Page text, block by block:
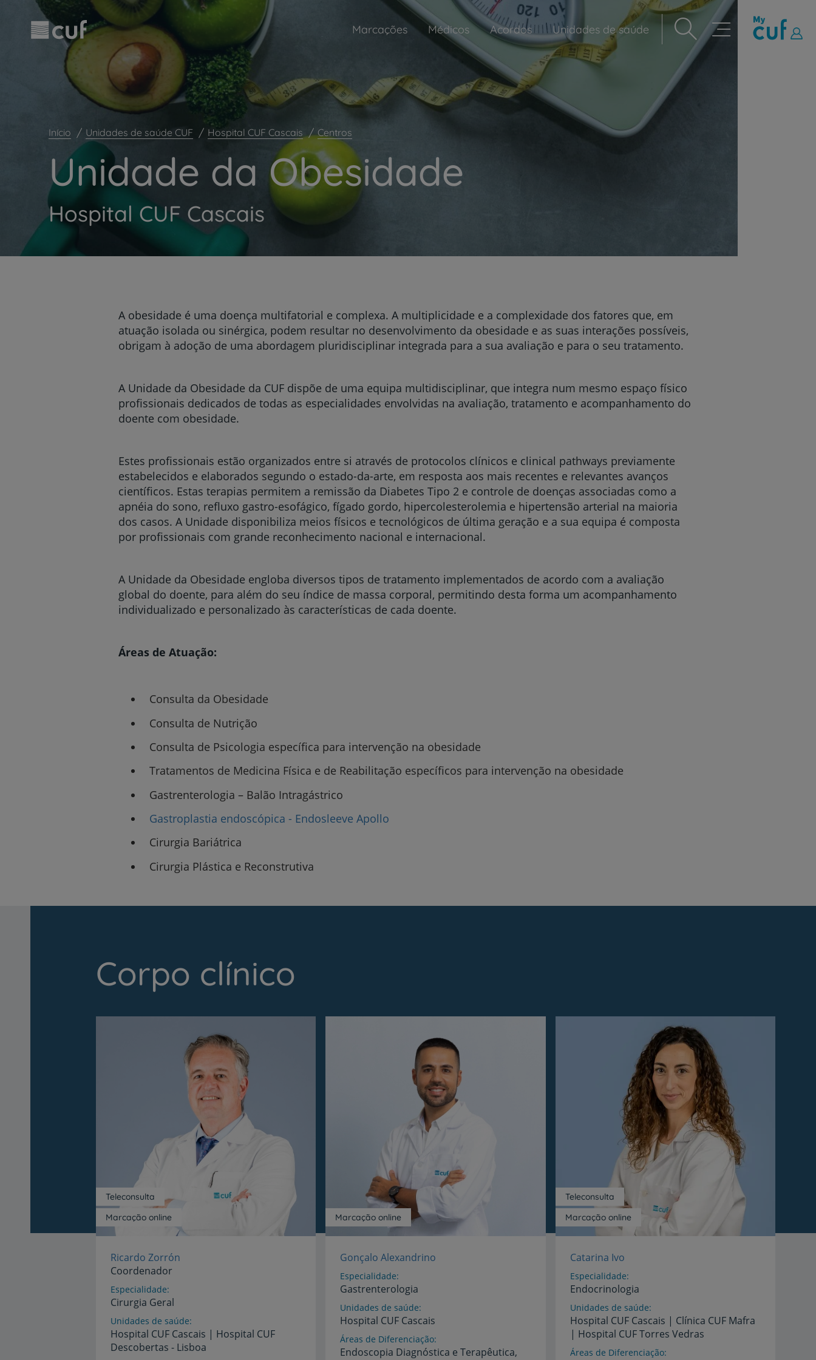
Observação:
deficiências
conteúdo
Navegação
principal
Marcações Médicos Acordos Unidades de saúde
Prevenção e bem-estar
Grandes Áreas da Saúde
Serviços CUF
Plano +CUF
Início Unidades de saúde CUF Hospital CUF Cascais Centros
Unidade da Obesidade
Hospital CUF Cascais
A obesidade é uma doença multifatorial e complexa. A multiplicidade e a complexidade dos fatores que, em
atuação isolada ou sinérgica, podem resultar no desenvolvimento da obesidade e as suas interações possíveis,
obrigam à adoção de uma abordagem pluridisciplinar integrada para a sua avaliação e para o seu tratamento.
A Unidade da Obesidade da CUF dispõe de uma equipa multidisciplinar, que integra num mesmo espaço físico
profissionais dedicados de todas as especialidades envolvidas na avaliação, tratamento e acompanhamento do
doente com obesidade.
Estes profissionais estão organizados entre si através de protocolos clínicos e clinical pathways previamente
estabelecidos e elaborados segundo o estado-da-arte, em resposta aos mais recentes e relevantes avanços
científicos. Estas terapias permitem a remissão da Diabetes Tipo 2 e controle de doenças associadas como a
apnéia do sono, refluxo gastro-esofágico, fígado gordo, hipercolesterolemia e hipertensão arterial na maioria
dos casos. A Unidade disponibiliza meios físicos e tecnológicos de última geração e a sua equipa é composta
por profissionais com grande reconhecimento nacional e internacional.
A Unidade da Obesidade engloba diversos tipos de tratamento implementados de acordo com a avaliação
global do doente, para além do seu índice de massa corporal, permitindo desta forma um acompanhamento
individualizado e personalizado às características de cada doente.
Áreas de Atuação:
Consulta da Obesidade
Consulta de Nutrição
Consulta de Psicologia específica para intervenção na obesidade
Tratamentos de Medicina Física e de Reabilitação específicos para intervenção na obesidade
Gastrenterologia – Balão Intragástrico
Gastroplastia endoscópica - Endosleeve Apollo
Cirurgia Bariátrica
Cirurgia Plástica e Reconstrutiva
Corpo clínico
Marcação online
Teleconsulta
Ricardo Zorrón
Coordenador
Especialidade
Cirurgia Geral
Unidades de saúde
Hospital CUF Cascais | Hospital CUF
Descobertas - Lisboa
Marcação online
Gonçalo Alexandrino
Especialidade
Gastrenterologia
Unidades de saúde
Hospital CUF Cascais
Áreas de Diferenciação
Endoscopia Diagnóstica e Terapêutica,
Marcação online
Teleconsulta
Catarina Ivo
Especialidade
Endocrinologia
Unidades de saúde
Hospital CUF Cascais | Clínica CUF Mafra
| Hospital CUFTorres Vedras
Áreas de Diferenciação